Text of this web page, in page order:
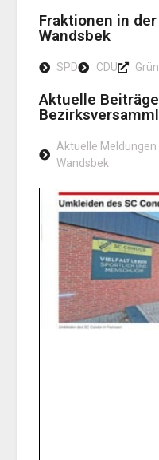
Fraktionen in
Wandsbek
SPD CDU
Aktuelle
Aktuelle
Wandsbek